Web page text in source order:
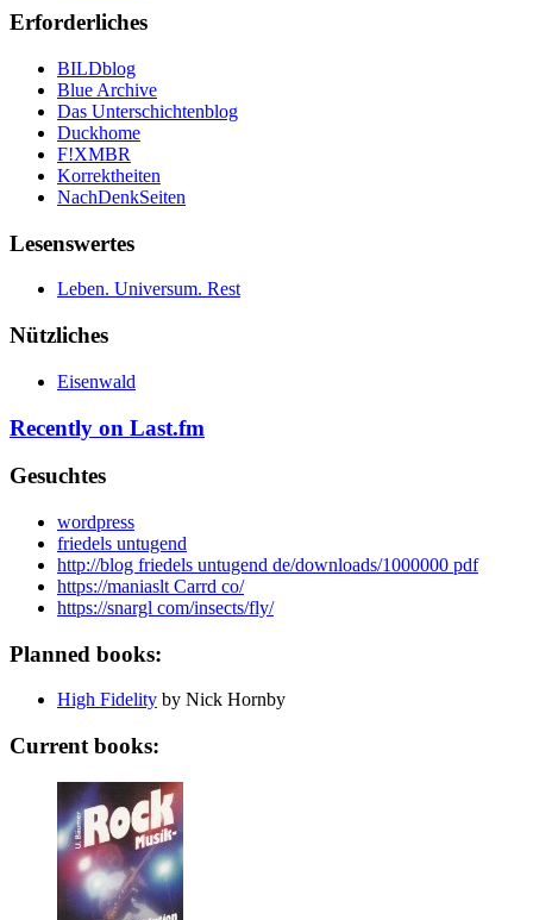
Erforderliches
BILDblog
Blue Archive
Das Unterschichtenblog
Duckhome
F!XMBR
Korrektheiten
NachDenkSeiten
Lesenswertes
Leben. Universum. Rest
Nützliches
Eisenwald
Recently on Last.fm
Gesuchtes
wordpress
friedels untugend
http://blog friedels untugend de/downloads/1000000 pdf
https://maniaslt Carrd co/
https://snargl com/insects/fly/
Planned books:
High Fidelity by Nick Hornby
Current books: